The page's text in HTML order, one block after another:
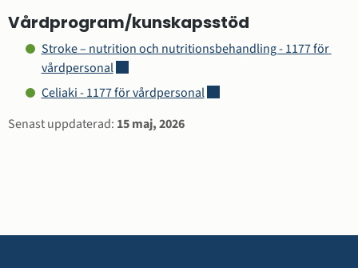
Vårdprogram/kunskapsstöd
Stroke – nutrition och nutritionsbehandling - 1177 för
vårdpersonalLänk till annan webbplats.
Celiaki - 1177 för vårdpersonalLänk till annan webbplats.
Sidinformation
Senast uppdaterad: 15 maj, 2026